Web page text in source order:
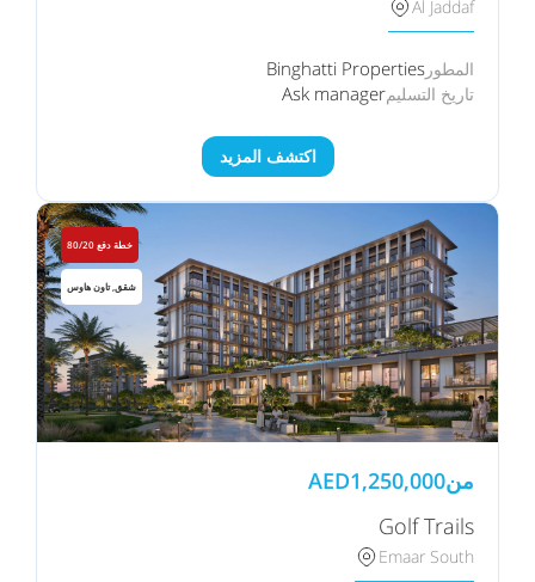
Al Jaddaf
المطور Binghatti Properties
تاريخ التسليمAsk manager
اكتشف المزيد
خطة دفع 80/20
شقق, تاون هاوس
من AED1,250,000
Golf Trails
Emaar South